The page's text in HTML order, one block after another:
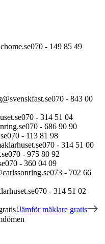
070 - 149 85 49
070 - 843 00
070 - 314 51 04
070 - 686 90 90
070 - 113 81 98
070 - 314 51 00
070 - 975 80 92
070 - 360 04 09
073 - 702 66
070 - 314 51 02
Jämför mäklare gratis